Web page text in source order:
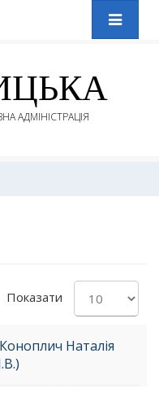
АДМІНІСТРАЦІЯ
Показати
Наталія